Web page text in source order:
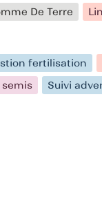
De Terre Lin
fertilisation
semis Suivi